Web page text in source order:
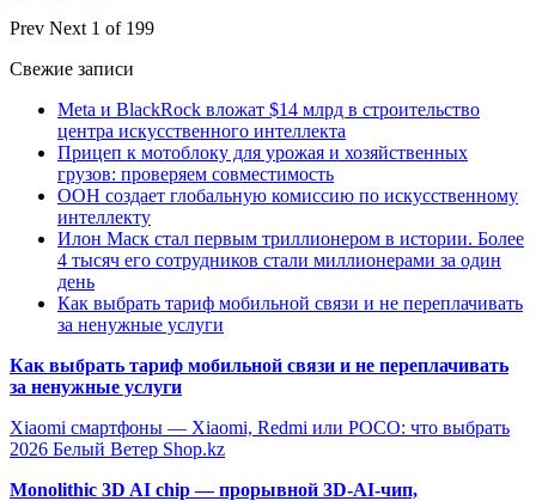
Prev Next 1 of 199
Свежие записи
Meta и BlackRock вложат $14 млрд в строительство
центра искусственного интеллекта
Прицеп к мотоблоку для урожая и хозяйственных
грузов: проверяем совместимость
ООН создает глобальную комиссию по искусственному
интеллекту
Илон Маск стал первым триллионером в истории. Более
4 тысяч его сотрудников стали миллионерами за один
день
Как выбрать тариф мобильной связи и не переплачивать
за ненужные услуги
Как выбрать тариф мобильной связи и не переплачивать
за ненужные услуги
Xiaomi смартфоны — Xiaomi, Redmi или POCO: что выбрать
2026 Белый Ветер Shop.kz
Monolithic 3D AI chip — прорывной 3D-AI-чип,